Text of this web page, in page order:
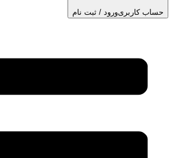
حساب کاربریورود / ثبت نام